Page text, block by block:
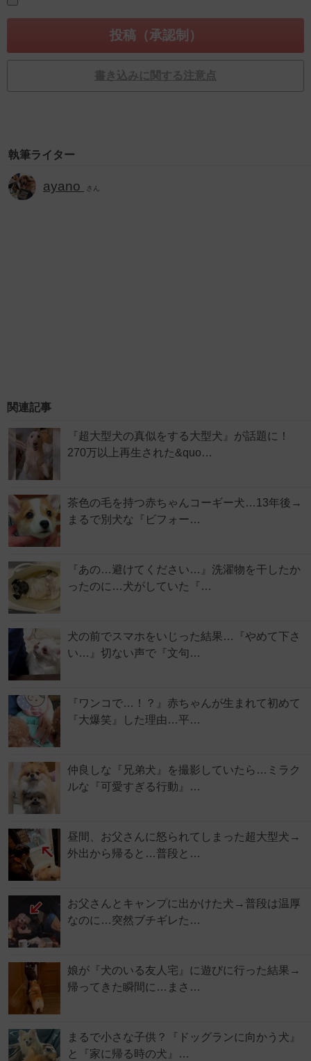
書き込みに関する注意点
執筆ライター
ayano さん
関連記事
『超大型犬の真似をする大型犬』が話題に！
270万以上再生された&quo…
茶色の毛を持つ赤ちゃんコーギー犬…13年後→
まるで別犬な『ビフォー…
『あの…避けてください…』洗濯物を干したか
ったのに…犬がしていた『…
犬の前でスマホをいじった結果…『やめて下さ
い…』切ない声で『文句…
『ワンコで…！？』赤ちゃんが生まれて初めて
『大爆笑』した理由…平…
仲良しな『兄弟犬』を撮影していたら…ミラク
ルな『可愛すぎる行動』…
昼間、お父さんに怒られてしまった超大型犬→
外出から帰ると…普段と…
お父さんとキャンプに出かけた犬→普段は温厚
なのに…突然ブチギレた…
娘が『犬のいる友人宅』に遊びに行った結果→
帰ってきた瞬間に…まさ…
まるで小さな子供？『ドッグランに向かう犬』
と『家に帰る時の犬』…